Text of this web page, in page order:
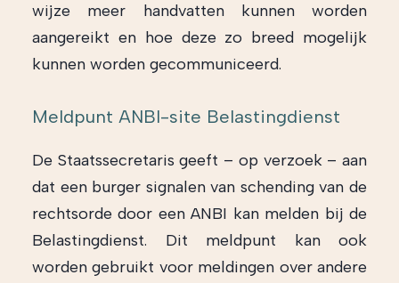
wijze meer handvatten kunnen worden
aangereikt en hoe deze zo breed mogelijk
kunnen worden gecommuniceerd.
Meldpunt ANBI-site Belastingdienst
De Staatssecretaris geeft – op verzoek – aan
dat een burger signalen van schending van de
rechtsorde door een ANBI kan melden bij de
Belastingdienst. Dit meldpunt kan ook
worden gebruikt voor meldingen over andere